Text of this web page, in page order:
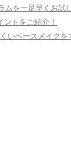
ムを一足早くお試
ントをご紹介！
いベースメイクを